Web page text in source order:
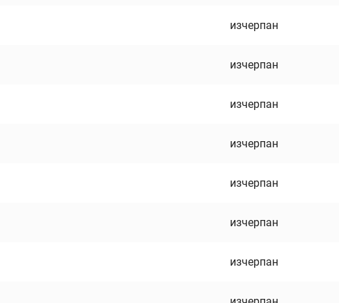
изчерпан
изчерпан
изчерпан
изчерпан
изчерпан
изчерпан
изчерпан